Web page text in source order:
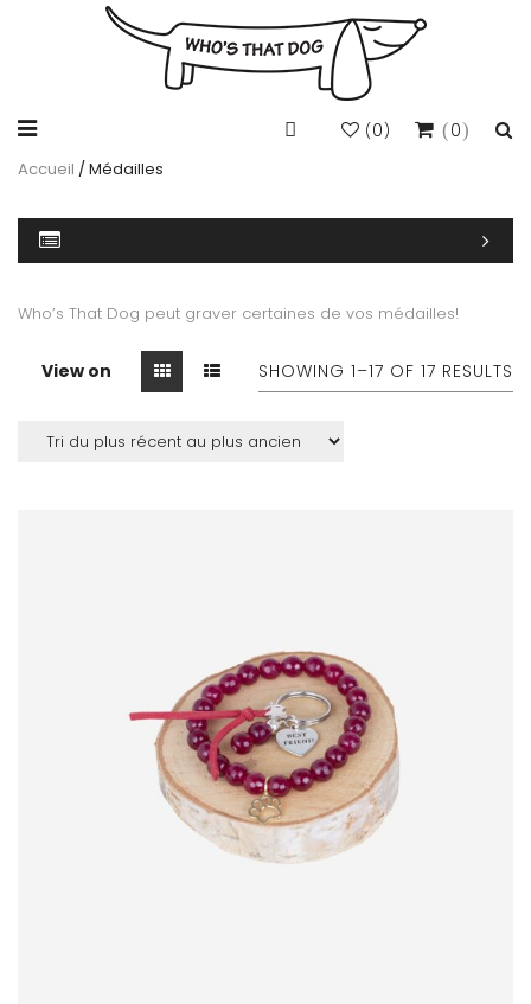
0
(0)
Accueil / Médailles
Who’s That Dog peut graver certaines de vos médailles!
View on SHOWING 1–17 OF 17 RESULTS